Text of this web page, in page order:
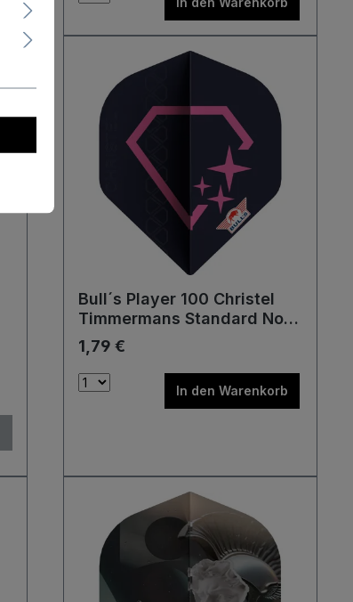
Bull´s Player 100 Christel
Timmermans Standard No2
Flights
1,79 €
In den Warenkorb